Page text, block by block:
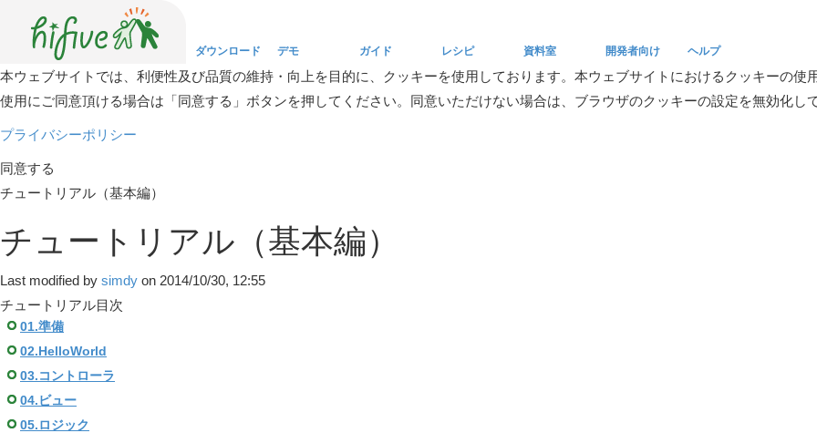
ダウンロード
Download
デモ
Demo
ガイド
Guide
レシピ
Recipe
資料室
Reference
開発者向け
Developers
ヘルプ
Help
本ウェブサイトでは、利便性及び品質の維持・向上を目的に、クッキーを使用しております。本ウェブサイトにおけるクッキーの
使用にご同意頂ける場合は「同意する」ボタンを押してください。同意いただけない場合は、ブラウザのクッキーの設定を無効化し
プライバシーポリシー
同意する
チュートリアル（基本編）
チュートリアル（基本編）
Last modified by simdy on 2014/10/30, 12:55
チュートリアル目次
01.準備
02.HelloWorld
03.コントローラ
04.ビュー
05.ロジック